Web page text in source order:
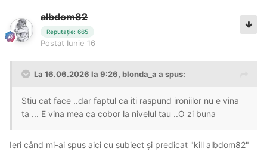
aIbdom82
Reputație: 665
Postat Iunie 16
La 16.06.2026 la 9:26, blonda_a a spus:
Stiu cat face ..dar faptul ca iti raspund ironiilor nu e vina
ta ... E vina mea ca cobor la nivelul tau ..O zi buna
Ieri când mi-ai spus aici cu subiect și predicat "kill albdom82"